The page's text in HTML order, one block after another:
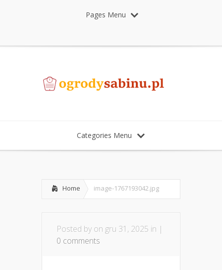
Pages Menu
Categories Menu
Home image-1767193042.jpg
Posted by on gru 31, 2025 in |
0 comments